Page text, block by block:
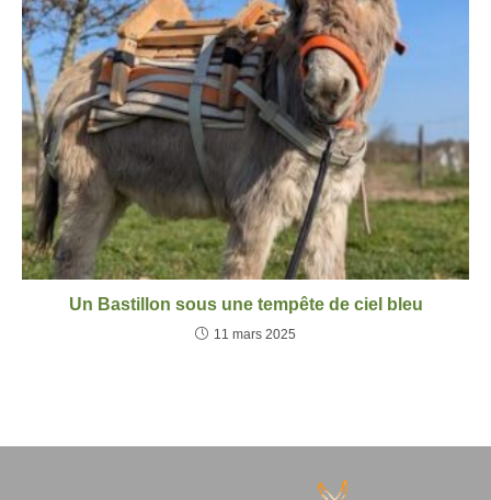
Un Bastillon sous une tempête de ciel bleu
11 mars 2025